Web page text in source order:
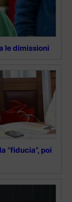
le dimissioni
“fiducia”, poi